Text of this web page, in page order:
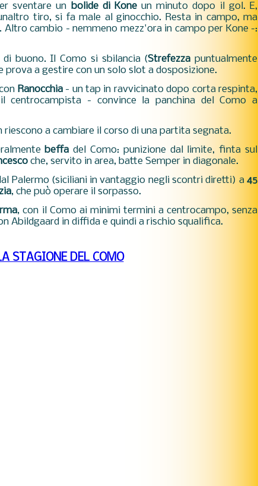
sventare un bolide di Koneun minuto dopo il gol. E,
tiro, si fa male al ginocchio. Resta in campo, ma
cambio - nemmeno mezz'ora in campo per Kone -:
buono. Il Como si sbilancia (Strefezza puntualmente
a gestire con un solo slot a dosposizione.
Ranocchia- un tap in ravvicinato dopo corta respinta,
- convince la panchina del Como a
riescono a cambiare il corso di una partita segnata.
beffa del Como: punizione dal limite, finta sul
che, servito in area, batte Semper in diagonale.
Palermo (siciliani in vantaggio negli scontri diretti) a 45
, che può operare il sorpasso.
, con il Como ai minimi termini a centrocampo, senza
Abildgaard in diffida e quindi a rischio squalifica.
STAGIONE DEL COMO